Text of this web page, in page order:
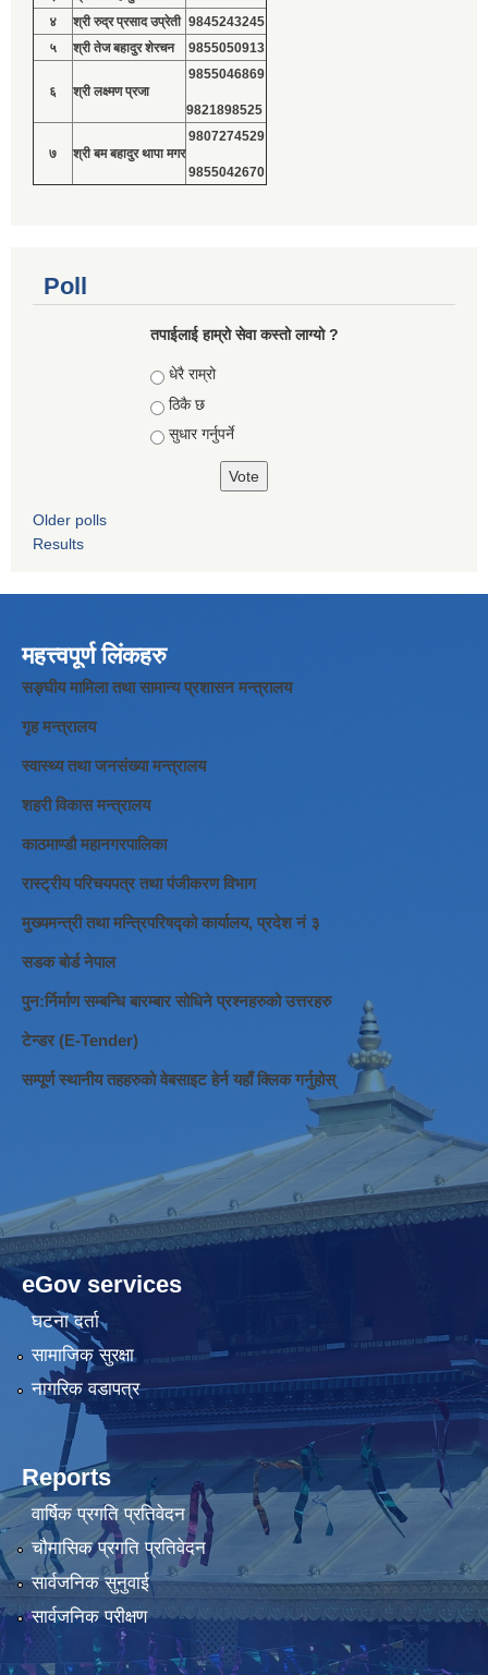
४
श्री रुद्र प्रसाद उप्रेती 9845243245
५
श्री तेज बहादुर शेरचन 9855050913
६ श्री लक्ष्मण प्रजा
9855046869
9821898525
७ श्री बम बहादुर थापा मगर
9807274529
9855042670
Poll
तपाईलाई हाम्रो सेवा कस्तो लाग्यो ?
Choices
धेरै राम्रो
ठिकै छ
सुधार गर्नुपर्ने
Older polls
Results
महत्त्वपूर्ण लिंकहरु
सङ्घीय मामिला तथा सामान्य प्रशासन मन्त्रालय
गृह मन्त्रालय
स्वास्थ्य तथा जनसंख्या मन्त्रालय
शहरी विकास मन्त्रालय
काठमाण्डौ महानगरपालिका
रास्ट्रीय परिचयपत्र तथा पंजीकरण विभाग
मुख्यमन्त्री तथा मन्त्रिपरिषद्को कार्यालय, प्रदेश नं ३
सडक बोर्ड नेपाल
पुन:र्निर्माण सम्बन्धि बारम्बार सोधिने प्रश्नहरुको उत्तरहरु
टेन्डर (E-Tender)
सम्पूर्ण स्थानीय तहहरुको वेबसाइट हेर्न यहाँ क्लिक गर्नुहोस्
eGov services
घटना दर्ता
सामाजिक सुरक्षा
नागरिक वडापत्र
Reports
वार्षिक प्रगति प्रतिवेदन
चौमासिक प्रगति प्रतिवेदन
सार्वजनिक सुनुवाई
सार्वजनिक परीक्षण